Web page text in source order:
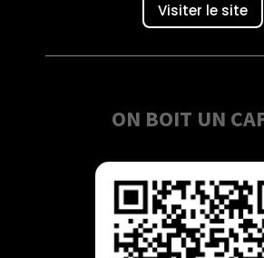
Visiter le site
ON BOIT UN